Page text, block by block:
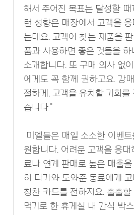
해서 주어진 목표는 달성할 때
런 성향은 매장에서 고객을
는데요. 고객이 찾는 제품을
품과 사용하면 좋은 것들을
소개합니다. 또 구매 의사 없
에게도 꼭 함께 권하고요. 강
절하게, 고객을 유치할 기회를
습니다."
미엘들은 매일 소소한 이벤
원합니다. 어려운 고객을 응
료나 연계 판매로 높은 매출
히 다가와 도와준 동료에게
칭찬 카드를 전하지요. 출출
먹기로 한 휴게실 내 간식 박